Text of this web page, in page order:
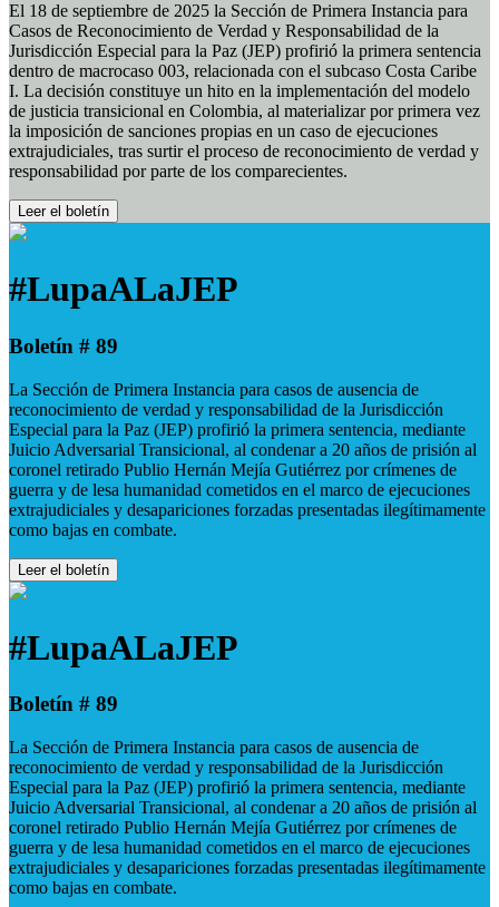
El 18 de septiembre de 2025 la Sección de Primera Instancia para
Casos de Reconocimiento de Verdad y Responsabilidad de la
Jurisdicción Especial para la Paz (JEP) profirió la primera sentencia
dentro de macrocaso 003, relacionada con el subcaso Costa Caribe
I. La decisión constituye un hito en la implementación del modelo
de justicia transicional en Colombia, al materializar por primera vez
la imposición de sanciones propias en un caso de ejecuciones
extrajudiciales, tras surtir el proceso de reconocimiento de verdad y
responsabilidad por parte de los comparecientes.
Leer el boletín
#LupaALaJEP
Boletín # 89
La Sección de Primera Instancia para casos de ausencia de
reconocimiento de verdad y responsabilidad de la Jurisdicción
Especial para la Paz (JEP) profirió la primera sentencia, mediante
Juicio Adversarial Transicional, al condenar a 20 años de prisión al
coronel retirado Publio Hernán Mejía Gutiérrez por crímenes de
guerra y de lesa humanidad cometidos en el marco de ejecuciones
extrajudiciales y desapariciones forzadas presentadas ilegítimamente
como bajas en combate.
Leer el boletín
#LupaALaJEP
Boletín # 89
La Sección de Primera Instancia para casos de ausencia de
reconocimiento de verdad y responsabilidad de la Jurisdicción
Especial para la Paz (JEP) profirió la primera sentencia, mediante
Juicio Adversarial Transicional, al condenar a 20 años de prisión al
coronel retirado Publio Hernán Mejía Gutiérrez por crímenes de
guerra y de lesa humanidad cometidos en el marco de ejecuciones
extrajudiciales y desapariciones forzadas presentadas ilegítimamente
como bajas en combate.